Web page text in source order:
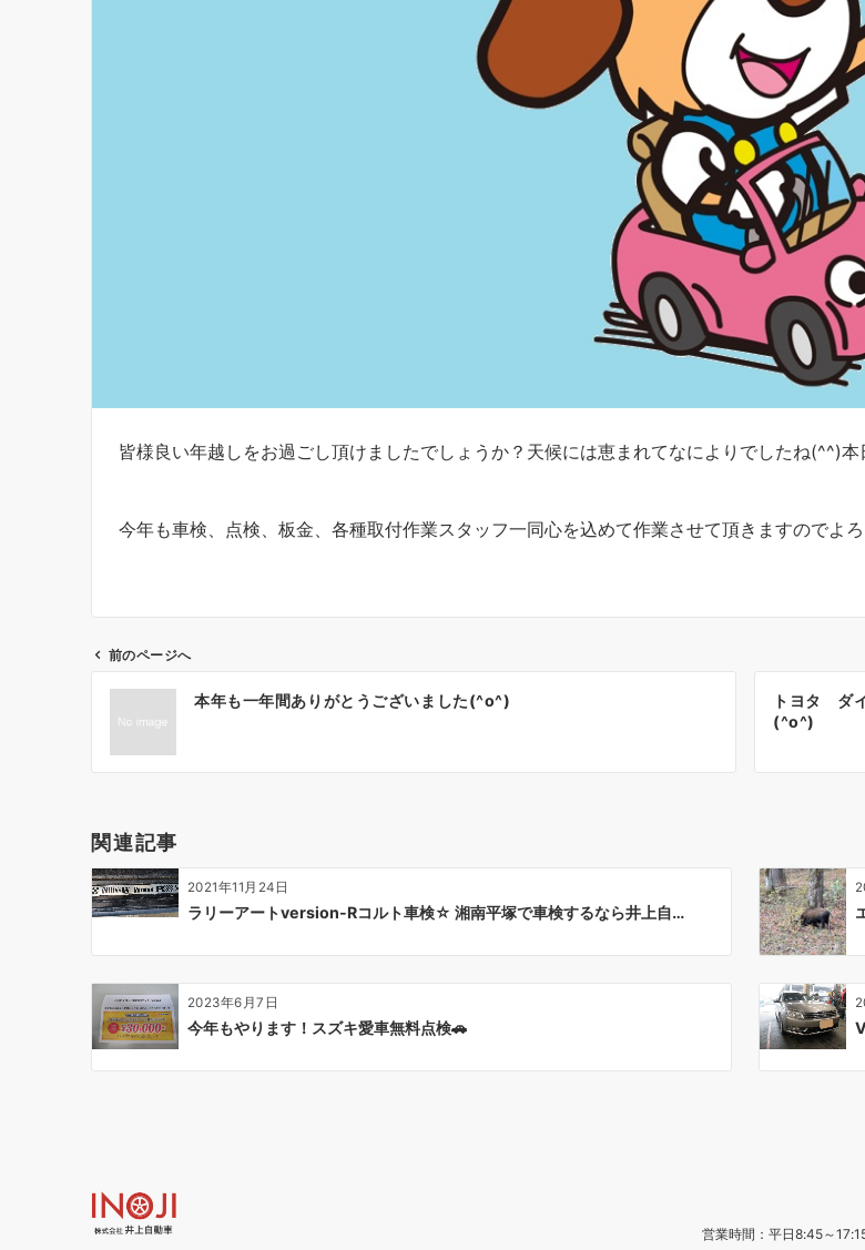
皆様良い年越しをお過ごし頂けましたでしょうか？天候には恵まれてなによりでしたね(^^)
今年も車検、点検、板金、各種取付作業スタッフ一同心を込めて作業させて頂きますのでよ
ビ
シ
ョ
ン
前のページへ
本年も一年間ありがとうございました(^o^)
トヨタ ダ
(^o^)
関連記事
2021年11月24日
ラリーアートversion-Rコルト車検☆ 湘南平塚で車検するなら井上自…
2023年6月7日
今年もやります！スズキ愛車無料点検🚗
営業時間：平日8:45～